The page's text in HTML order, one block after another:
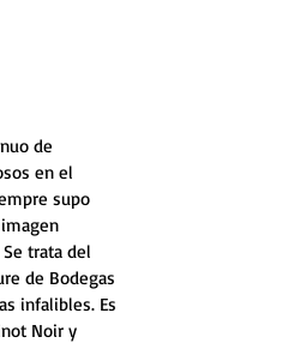
de
en el
supo
trata del
de Bodegas
infalibles. Es
Noir y